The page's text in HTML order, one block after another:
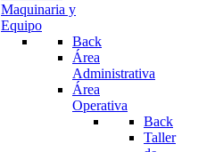
Maquinaria y
Equipo
Back
Área
Administrativa
Área
Operativa
Back
Taller